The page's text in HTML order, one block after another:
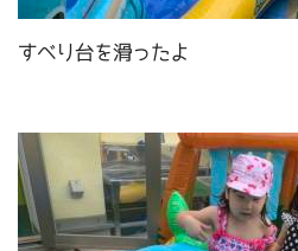
すべり台を滑ったよ